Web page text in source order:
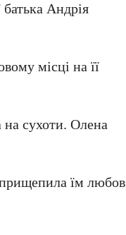
Андрія
місці на її
сухоти. Олена
прищепила їм любов